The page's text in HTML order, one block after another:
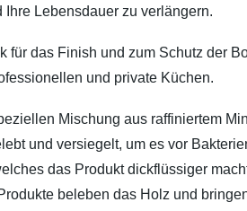
Lebensdauer zu verlängern.
für das Finish und zum Schutz der
und private Küchen.
Mischung aus raffiniertem
und versiegelt, um es vor
das Produkt dickflüssiger
beleben das Holz und